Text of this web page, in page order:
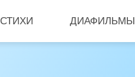
СТИХИ ДИАФИЛЬМЫ